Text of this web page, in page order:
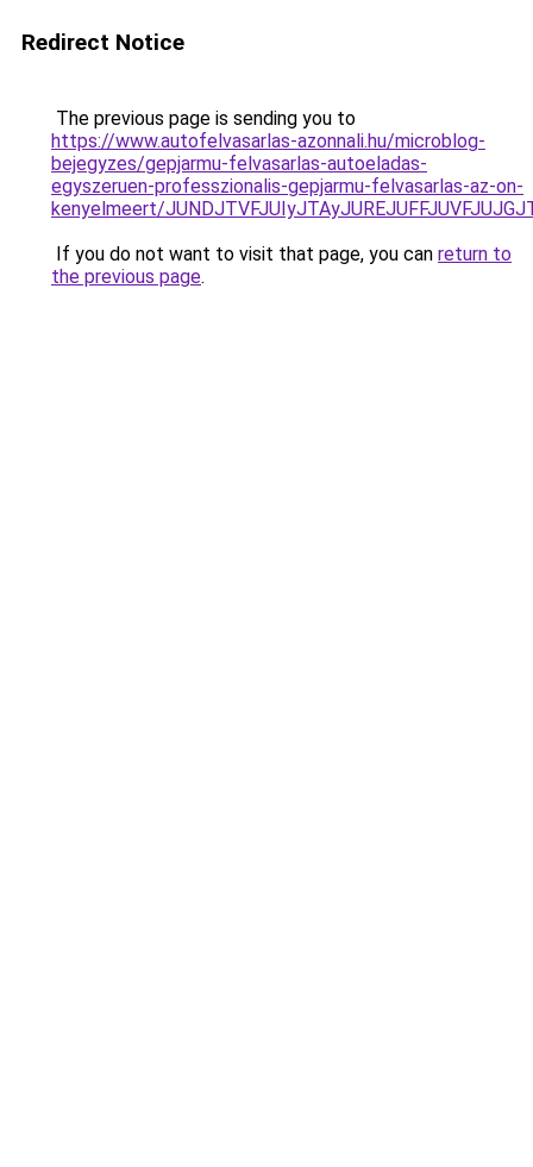
Redirect Notice
The previous page is sending you to
https://www.autofelvasarlas-azonnali.hu/microblog-
bejegyzes/gepjarmu-felvasarlas-autoeladas-
egyszeruen-professzionalis-gepjarmu-felvasarlas-az-on-
kenyelmeert/
If you do not want to visit that page, you can return to
the previous page.